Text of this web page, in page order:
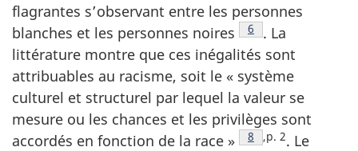
flagrantes s’observant entre les personnes
blanches et les personnes noires
Note de bas de
6
. La
littérature montre que ces inégalités sont
attribuables au racisme, soit le « système
culturel et structurel par lequel la valeur se
mesure ou les chances et les privilèges sont
accordés en fonction de la race »
Note de bas de
8 ,p. 2. Le